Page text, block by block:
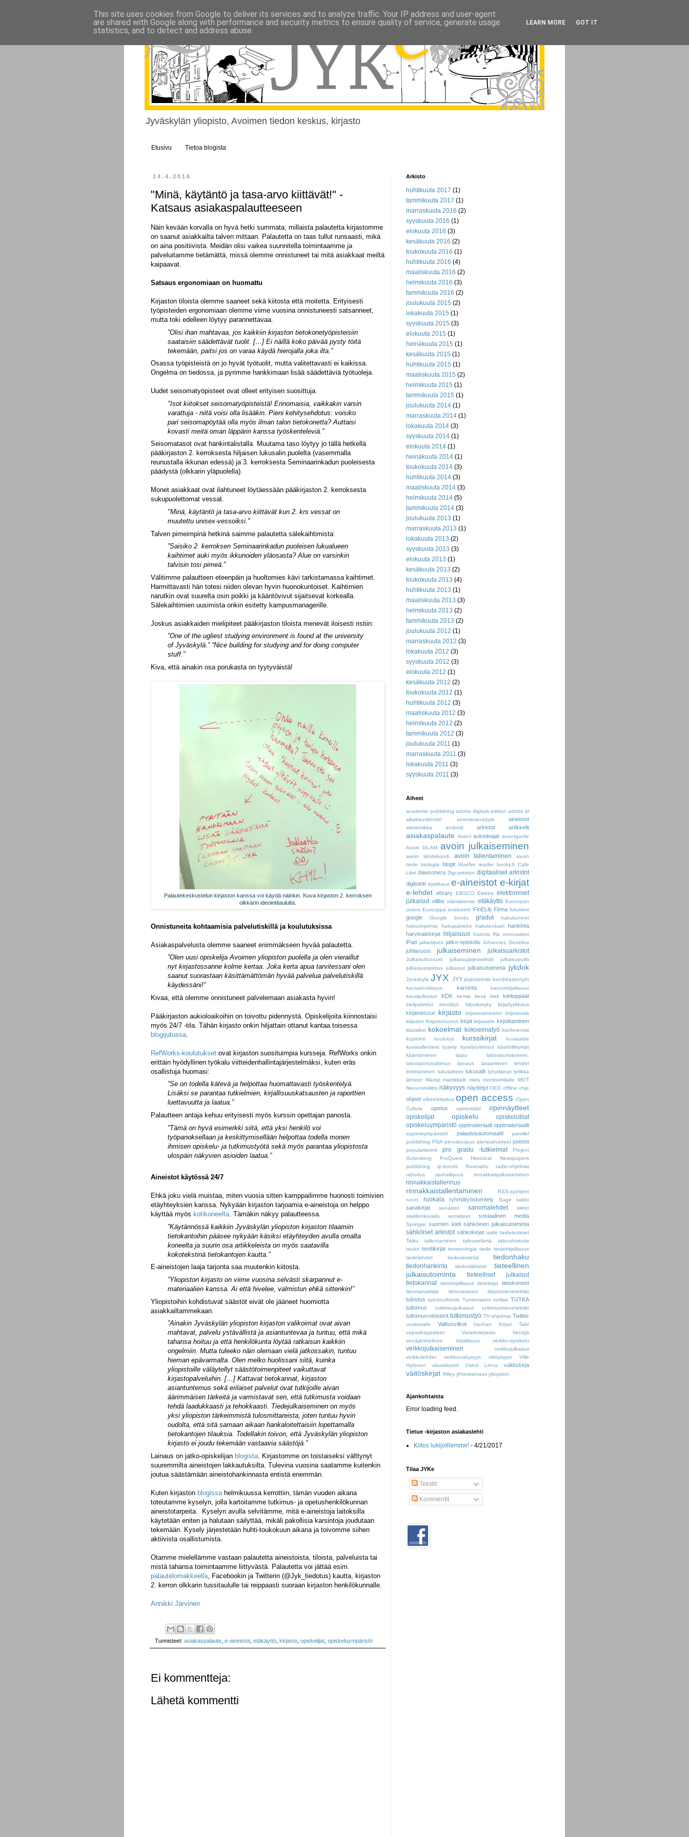
Jyväskylän yliopisto, Avoimen tiedon keskus, kirjasto
Etusivu Tietoa blogista
14.4.2016
"Minä, käytäntö ja tasa-arvo kiittävät!" -
Katsaus asiakaspalautteeseen
Näin kevään korvalla on hyvä hetki summata, millaista palautetta kirjastomme
on saanut asiakkailta talven mittaan. Palautetta on taas tullut runsaasti, mikä
on aina positiivista. Meidän olisi vaikea suunnitella toimintaamme ja
palveluitamme tietämättä, missä olemme onnistuneet tai mitä asiakkaat meiltä
kaipaavat.
Satsaus ergonomiaan on huomattu
Kirjaston tiloista olemme saaneet sekä kiitosta että moitetta. Erityisesti
työpisteiden ergonomiaan olemme viime vuosina onnistuneesti satsanneet,
mutta toki edelleen löytyy parannettavaa.
”Olisi ihan mahtavaa, jos kaikkiin kirjaston tietokonetyöpisteisiin
saataisiin säädettävät tuolit. […] Ei näillä koko päivää pysty töitä
tekemään, paitsi jos on varaa käydä hierojalla joka ilta.”
Osassa työpisteistä on jo hyvät työtuolit, mutta valitettavasti ei kaikissa.
Ongelma on tiedossa, ja pyrimme hankkimaan lisää säädettäviä työtuoleja.
Uudet seisomatyöpisteet ovat olleet erityisen suosittuja.
"Isot kiitokset seisomatyöpisteistä! Erinomaisia, vaikkakin varsin
varattuja - niitä voisi olla lisääkin. Pieni kehitysehdotus: voisiko
pari seisomapöytää olla myös ilman talon tietokonetta? Auttaisi
kovasti meitä oman läppärin kanssa työskenteleviä.”
Seisomatasot ovat hankintalistalla. Muutama taso löytyy jo tällä hetkellä
pääkirjaston 2. kerroksesta hiljaisen lukusalin puolelta (vasemmalla
reunustalla ikkunan edessä) ja 3. kerroksesta Seminaarinkadun puoleisesta
päädystä (olkkarin yläpuolella).
Monet asiakkaat ovat ilahtuneet löytäessään pääkirjaston 2. kerroksesta
sukupuolettomat vessat.
"Minä, käytäntö ja tasa-arvo kiittävät kun 2. krs vessat on
muutettu unisex-vessoiksi."
Talven pimeimpinä hetkinä saimme palautetta sälekaihtimista:
”Saisiko 2. kerroksen Seminaarinkadun puoleisen lukualueen
kaihtimet auki myös ikkunoiden yläosasta? Alue on varsinkin
talvisin tosi pimeä.”
Välitimme palautteen eteenpäin ja huoltomies kävi tarkistamassa kaihtimet.
Harmittavasti hän totesi niiden olevan hyvin huonokuntoiset. Kaihtimien
narutkin ovat suurelta osin poikki ja kääntövivut sijaitsevat korkealla.
Sälekaihtimien uusimista onkin esitetty kampusmanagerille.
Joskus asiakkaiden mielipiteet pääkirjaston tiloista menevät iloisesti ristiin:
”One of the ugliest studying environment is found at the university
of Jyväskylä.” “Nice building for studying and for doing computer
stuff.”
Kiva, että ainakin osa porukasta on tyytyväistä!
Palautekeskustelun kirjaston kanssa voi käydä näinkin. Kuva kirjaston 2. kerroksen
olkkarin ideointitaululta.
Onnistuneita kohtaamisia palvelutiskillä ja koulutuksissa
Asiakaspalvelusta olemme saaneet enimmäkseen hyvää palautetta.
”Olen uusi opiskelija Avoimen yliopiston puolella ja olen vieraillut
nyt kirjastossanne kolme kertaa. Joka kerta apua tarvitessani olen
saanut suorastaan käsittämättömän hyvää palvelua palvelutiskillä
käydessäni!”
Kivaa, että olemme onnistuneet palvelemaan asiakasta hyvin!
Pääkirjaston aukioloaikoihin on toivottu pidennystä. Opiskelijoita kiinnostaisi
myös 24/7 -tila. Tähän kirjasto onkin hiljattain ottanut kantaa toisessa
blogijutussa
RefWorks-koulutukset ovat kirjaston suosituimpia kursseja. RefWorks onkin
erittäin hyödyllinen työkalu viitteidenhallintajärjestelmäksi, kuten eräs
osallistuja huomasi:
”Se on todella kätevä ja helpottaa huomattavasti työskentelyä.
Lisäksi se parantaa tutkielmien, kirjallisuuskatsausten ja raporttien
luettavuutta ja laatua.”
Palautteen antaja kehuu erityisesti myös kurssin opettajan panosta.
”Tämä on hyvä esimerkki siitä, että yksi henkilö voi
työpanoksellaan ja keskittymisellään helpottaa todella monen
ihmisen opiskelu- ja tutkimustyötä sekä myös parantaa yliopistosta
ulospäin näkyvien asioiden laatua.”
Aineistot käytössä 24/7
Ehkä joku vielä muistaa, miten vuosia sitten kamppailimme huonosti toimivien
etäyhteyksien kanssa. Nykyään kirjaston tarjoamia e-aineistoja on helppo
käyttää myös kotikoneelta. Tämäkin näkyy palautteessa.
”Käytännössä kaikkiin Jyväskylän yliopiston kirjaston tilaamiin
tietokantoihin pääsee nykyään käsiksi etäyhteyden avulla omalta
koneelta ja suurin osa artikkeleista on myös saatavilla
kokotekstinä tietokantojen kautta.”
E-aineistojen laaja tarjonta saa muutenkin kiitosta.
”Yliopiston kirjasto on viime vuosina selvästi skarpannut e-
materiaalien kanssa. Ai että hivelee, valmistun ehkä sittenkin!”
Yliopistoihin kohdistuvat säästöt eivät ole jääneet huomiotta
asiakkailtammekaan.
”Ainakin Jyväskylän yliopiston kirjaston valikoimat ovat aivan
mahtavat, palvelu ystävällistä ja asiantuntevaa ja tuntuu, että mikä
tahansa hoituu ja että henkilökunta löytää ratkaisun kaikkiin
ongelmiin. Mutta tuleeko näin olemaan vielä jatkossakin, tuntuu
hieman epävarmalta. Olen melko huolissani siitä, kuinka
yliopistoille väläytellyt säästötoimenpiteet vaikuttavat
kirjastopalveluihin. […] Kattavat tietokannat, kirjaston
asiantuntemus sekä erilaiset palvelut ovat tutkijoille aivan
äärimmäisen tärkeitä ja varmistavat sen, että tutkimusta voidaan
tehdä laadukkaasti ja tehokkaasti. Tiedejulkaiseminen on myös
yksi yliopiston tärkeimmistä tulosmittareista, joten tuntuu hyvin
oudolta, että sitä samaan aikaan hankaloitettaisiin lopettamalla
tietokantojen tilauksia. Todellakin toivon, että Jyväskylän yliopiston
kirjasto ei joudu tekemään vastaavia säästöjä.”
Lainaus on jatko-opiskelijan blogista . Kirjastomme on toistaiseksi välttynyt
suuremmilta aineistojen lakkautuksilta. Tulevina vuosina saatamme kuitenkin
joutua säästämään aineistohankinnasta entistä enemmän.
Kuten kirjaston blogissa helmikuussa kerrottiin, tämän vuoden aikana
toteutamme kyselyn, jolla kartoitamme tutkimus- ja opetushenkilökunnan
aineistotarpeita.
Kyselyn avulla selvitämme, mitä e-aineistoja laitoksilla
käytetään eniten ja halutaan säilyttää, mikäli pakollisia karsintoja joudutaan
tekemään. Kysely järjestetään huhti-toukokuun aikana ja toivomme siihen
aktiivista osallistumista.
Otamme mielellämme vastaan palautetta aineistoista, tiloista, palveluista tai
mistä tahansa toimintaamme liittyvästä. Palautetta voi jättää esim.
palautelomakkeella , Facebookin ja Twitterin (@Jyk_tiedotus) kautta, kirjaston
2. kerron olkkarin tussitaululle tai reippaasti suoraan kirjaston henkilökunnalle.
Annikki Järvinen
Tunnisteet: asiakaspalaute e-aineistot etäkäyttö kirjasto opiskelijat opiskeluympäristö
Ei kommentteja:
Lähetä kommentti
Arkisto
huhtikuuta 2017 (1)
tammikuuta 2017 (1)
marraskuuta 2016 (2)
syyskuuta 2016 (1)
elokuuta 2016 (3)
kesäkuuta 2016 (2)
toukokuuta 2016 (1)
huhtikuuta 2016 (4)
maaliskuuta 2016 (2)
helmikuuta 2016 (3)
tammikuuta 2016 (2)
joulukuuta 2015 (2)
lokakuuta 2015 (1)
syyskuuta 2015 (3)
elokuuta 2015 (1)
heinäkuuta 2015 (1)
kesäkuuta 2015 (1)
huhtikuuta 2015 (1)
maaliskuuta 2015 (2)
helmikuuta 2015 (1)
tammikuuta 2015 (1)
joulukuuta 2014 (1)
marraskuuta 2014 (1)
lokakuuta 2014 (3)
syyskuuta 2014 (1)
elokuuta 2014 (1)
heinäkuuta 2014 (1)
toukokuuta 2014 (3)
huhtikuuta 2014 (3)
maaliskuuta 2014 (3)
helmikuuta 2014 (5)
tammikuuta 2014 (3)
joulukuuta 2013 (1)
marraskuuta 2013 (1)
lokakuuta 2013 (2)
syyskuuta 2013 (3)
elokuuta 2013 (1)
kesäkuuta 2013 (2)
toukokuuta 2013 (4)
huhtikuuta 2013 (1)
maaliskuuta 2013 (3)
helmikuuta 2013 (2)
tammikuuta 2013 (2)
joulukuuta 2012 (1)
marraskuuta 2012 (3)
lokakuuta 2012 (3)
syyskuuta 2012 (3)
elokuuta 2012 (1)
kesäkuuta 2012 (2)
toukokuuta 2012 (1)
huhtikuuta 2012 (3)
maaliskuuta 2012 (3)
helmikuuta 2012 (2)
tammikuuta 2012 (3)
joulukuuta 2011 (1)
marraskuuta 2011 (3)
lokakuuta 2011 (3)
syyskuuta 2011 (3)
Aiheet
academic publishing adobe digitals edition adobe id
aikakauslehdet
aineistoanalyysi aineistot
altmetriikka android arkistot artikkelit
asiakaspalaute Asteri aukioloajat avantgarde
Avoin GLAM
avoin julkaiseminen
avoin lähdekoodi avoin tallentaminen
avoin
tiede
biologia blogit bluefire reader booky.fi Cafe
Libri dawsonera Digi-arkistot digitaaliset arkistot
digitointi dyykkaus e-aineistot e-kirjat
e-lehdet ebrary EBSCO Elektra elektroniset
julkaisut ellibs elämäkerrat etäkäyttö Euroopan
unioni Eurooppa evaluointi FinELib Finna futurismi
google Google books gradut
hakukoneet
hakuohjelmat
hakupalvelut hakuteokset
hankinta
harvinaiskirjat
hiljaisuus historia Ifla innovaatiot
iPad jakaminen jatko-opiskelu Johannes Gezelius
juhlavuosi julkaiseminen julkaisuarkistot
Julkaisufoorumi julkaisujärjestelmät
julkaisuputki
julkaisusopimus julkaisut julkaisutoiminta jykdok
Jyväskylä JYX JYY järjestelmät kandidaatintyöt
kansainvälisyys
karsinta
kaunokirjallisuus
kausijulkaisut
KDK kemia kesä kieli kielioppaat
kielipalvelut kierrätys kilpailukyky kirjadyykkaus
kirjamessut kirjasto kirjastoaineistot
kirjastoala
kirjastot Kirjastotuutori kirjat kirjataide kirjoittaminen
klassikot kokoelmat kokoelmatyö konferenssi
kopiointi
koulutus kurssikirjat
kuvataide
kuvatallenteet
kysely kyselytutkimus
käyttöliittymät
kääntäminen
laatu
laboratoriokokeet.
laboratoriotutkimus
lainaus lataaminen
lehdet
linkittäminen
lukulaitteet lukusalit lyhytlainat lyriikka
lähteet
Martat matrikkelit melu monitoimilaite
MOT
Neuvostoliitto näkyvyys näyttelyt OED offline ohje
ohjeet oikeinkirjoitus open access Open
Culture
opetus opetustilat opinnäytteet
opiskelijat opiskelu
opiskelutilat
opiskeluympäristö oppimateriaali oppimateriaalit
oppimisympäristöt palautusautomaatti
parallel
publishing PDA peruskorjaus pienpainatteet poistot
popularisointi pro gradu -tutkielmat
Project
Gutenberg
ProQuest Historical Newspapers
publishing
qr-koodit Raamattu
radio-ohjelmat
rahoitus
rauhallisuus rinnakkaisjulkaiseminen
rinnakkaistallennus
rinnakkaistallentaminen
RSS-syötteet
runot
ruokala ryhmätyöskentely Sage saldo
sanakirjat sanastot sanomalehdet
siirrot
sisällönkuvailu
somisteet sosiaalinen media
Springer suomen kieli sähköinen julkaisutoiminta
sähköiset arkistot sähkökirjat taide taideteokset
Taiku
tallentaminen talouselämä
taloushistoria
taulut tenttikirjat terminologia tiede tiedekirjallisuus
tiedelehdet
tiedeviestintä tiedonhaku
tiedonhankinta tiedonlähteet
tieteellinen
julkaisutoiminta
tieteelliset julkaisut
tietokannat
tietokirjallisuus tietokirjat tietokoneet
tietosanakirjat tietovarastot tilastomenetelmät
tulostus tulostuskiintiö Tuntematon sotilas TUTKA
tutkimus
tutkimusjulkaisut tutkimusmenetelmät
tutkimusrekisterit tutkimustyö TV-ohjelmat Twitter
uusiotaide Valitusviikot
Vanhan Kirjan Talvi
vapaakappaleet
Varastokirjasto
Venäjä
venäjänkielinen kirjallisuus
verkko-opiskelu
verkkojulkaiseminen
verkkojulkaisut
verkkolehdet
verkkonäkyvyys viihtyisyys
Ville
Hytönen
visualisointi Väinö Linna väitöskirja
väitöskirjat Wiley yhteislainaus yliopistot
Ajankohtaista
Error loading feed.
Tietue -kirjaston asiakaslehti
Kiitos lukijoillemme! - 4/21/2017
Tilaa JYKe
Tekstit
Kommentit
This site uses cookies from Google to deliver its services and to analyze traffic. Your IP address and user-agent
are shared with Google along with performance and security metrics to ensure quality of service, generate usage
statistics, and to detect and address abuse.
LEARN MORE GOT IT